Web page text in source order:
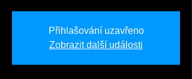
Přihlašování uzavřeno
Zobrazit další události